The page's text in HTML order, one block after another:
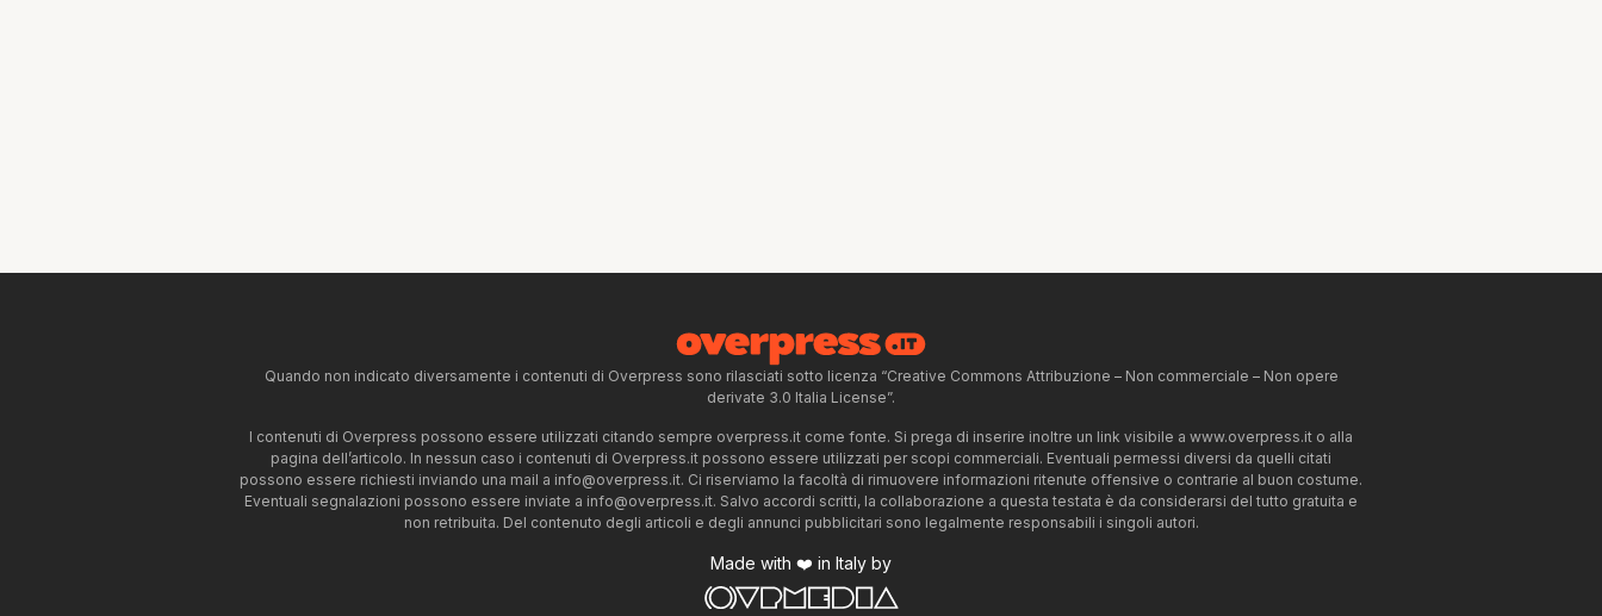
Quando non indicato diversamente i contenuti di Overpress sono rilasciati sotto licenza “Creative Commons Attribuzione – Non commerciale – Non opere
derivate 3.0 Italia License”.
I contenuti di Overpress possono essere utilizzati citando sempre overpress.it come fonte. Si prega di inserire inoltre un link visibile a www.overpress.it o alla
pagina dell’articolo. In nessun caso i contenuti di Overpress.it possono essere utilizzati per scopi commerciali. Eventuali permessi diversi da quelli citati
possono essere richiesti inviando una mail a info@overpress.it. Ci riserviamo la facoltà di rimuovere informazioni ritenute offensive o contrarie al buon costume.
Eventuali segnalazioni possono essere inviate a info@overpress.it. Salvo accordi scritti, la collaborazione a questa testata è da considerarsi del tutto gratuita e
non retribuita. Del contenuto degli articoli e degli annunci pubblicitari sono legalmente responsabili i singoli autori.
Made with ❤️ in Italy by